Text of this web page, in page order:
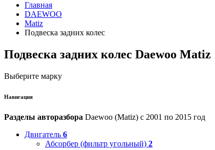
Главная
DAEWOO
Matiz
Подвеска задних колес
Подвеска задних колес Daewoo Matiz
Выберите марку
Навигация
Разделы авторазбора Daewoo (Matiz) с 2001 по 2015 год
Двигатель 6
Абсорбер (фильтр угольный) 2